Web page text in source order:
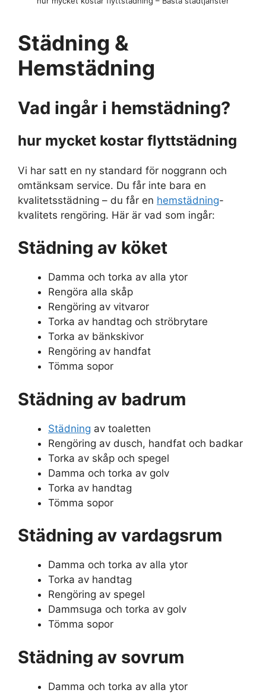
Städning &
Hemstädning
Vad ingår i hemstädning?
hur mycket kostar flyttstädning
Vi har satt en ny standard för noggrann och
omtänksam service. Du får inte bara en
kvalitetsstädning – du får en hemstädning-
kvalitets rengöring. Här är vad som ingår:
Städning av köket
Damma och torka av alla ytor
Rengöra alla skåp
Rengöring av vitvaror
Torka av handtag och ströbrytare
Torka av bänkskivor
Rengöring av handfat
Tömma sopor
Städning av badrum
Städning av toaletten
Rengöring av dusch, handfat och badkar
Torka av skåp och spegel
Damma och torka av golv
Torka av handtag
Tömma sopor
Städning av vardagsrum
Damma och torka av alla ytor
Torka av handtag
Rengöring av spegel
Dammsuga och torka av golv
Tömma sopor
Städning av sovrum
Damma och torka av alla ytor